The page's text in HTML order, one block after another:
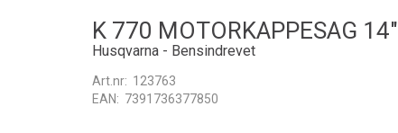
K 770 MOTORKAPPESAG 14"
Husqvarna - Bensindrevet
Art.nr: 123763
EAN: 7391736377850